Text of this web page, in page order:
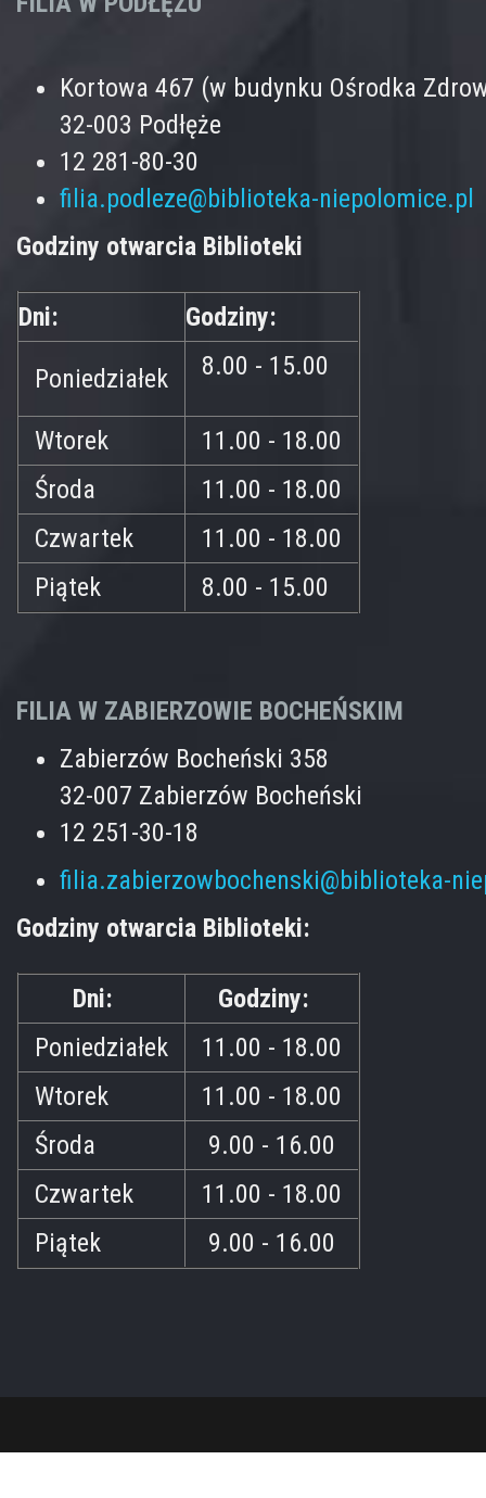
Kortowa 467 (w budynku Ośrodka
32-003 Podłęże
12 281-80-30
filia.podleze@biblioteka-niepolomice.pl
Godziny otwarcia Biblioteki
Dni: Godziny:
Poniedziałek 8.00 - 15.00
Wtorek
11.00 - 18.00
Środa
11.00 - 18.00
Czwartek
11.00 - 18.00
Piątek
8.00 - 15.00
FILIA W ZABIERZOWIE BOCHEŃSKIM
Zabierzów Bocheński 358
32-007 Zabierzów Bocheński
12 251-30-18
filia.zabierzowbochenski@biblioteka-
Godziny otwarcia Biblioteki:
Dni:
Godziny:
Poniedziałek
11.00 - 18.00
Wtorek
11.00 - 18.00
Środa
9.00 - 16.00
Czwartek
11.00 - 18.00
Piątek
9.00 - 16.00